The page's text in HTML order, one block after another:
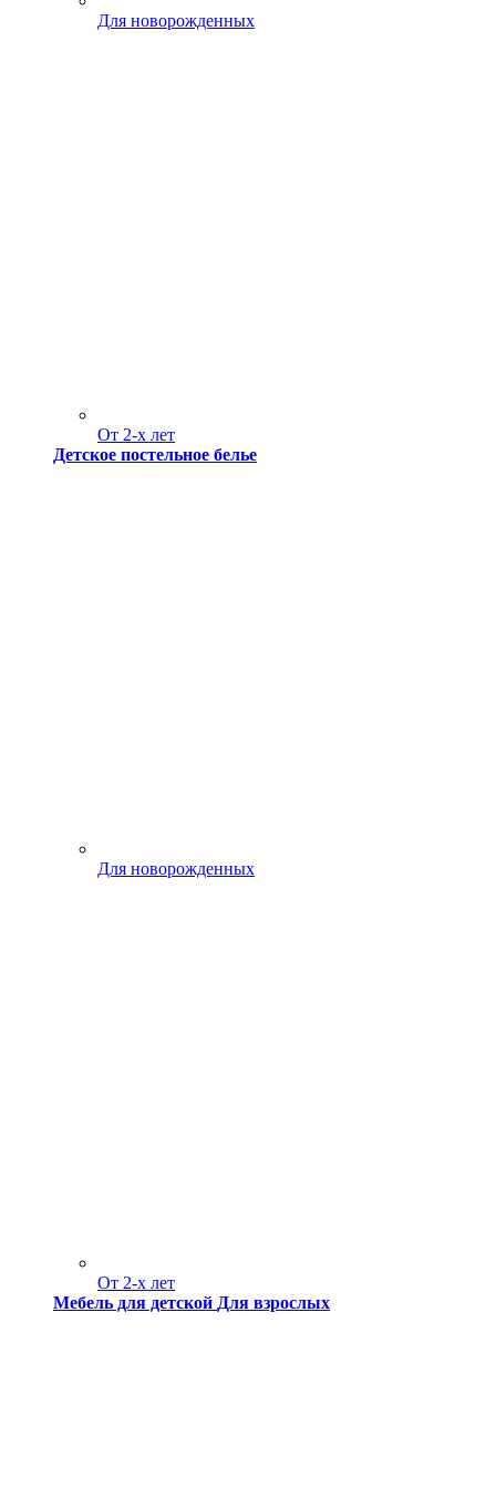
Для новорожденных
От 2-х лет
Детское постельное белье
Для новорожденных
От 2-х лет
Мебель для детской Для взрослых